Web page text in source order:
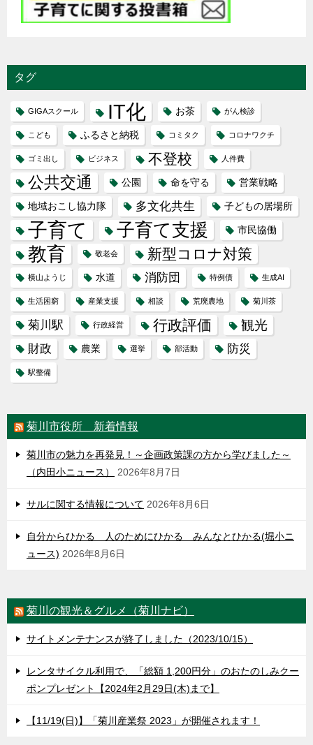
タグ
GIGAスクール IT化 お茶 がん検診
こども ふるさと納税 コミタク コロナワクチ
ゴミ出し ビジネス 不登校 人件費
公共交通 公園 命を守る 営業戦略
地域おこし協力隊 多文化共生 子どもの居場所
子育て 子育て支援 市民協働
教育 敬老会 新型コロナ対策
横山ようじ 水道 消防団 特例債 生成AI
生活困窮 産業支援 相談 荒廃農地 菊川茶
菊川駅 行政経営 行政評価 観光
財政 農業 選挙 部活動 防災
駅整備
菊川市役所 新着情報
菊川市の魅力を再発見！～企画政策課の方から学びました～
（内田小ニュース）
2026年8月7日
サルに関する情報について 2026年8月6日
自分からひかる 人のためにひかる みんなとひかる(堀小ニ
ュース) 2026年8月6日
菊川の観光＆グルメ（菊川ナビ）
サイトメンテナンスが終了しました（2023/10/15）
レンタサイクル利用で、「総額 1,200円分」のおたのしみクー
ポンプレゼント【2024年2月29日(木)まで】
【11/19(日)】「菊川産業祭 2023」が開催されます！